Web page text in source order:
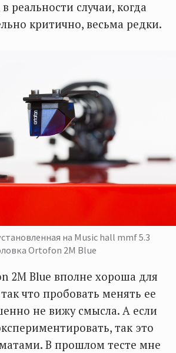
реальности случаи, когда
критично, весьма редки.
на Music hall mmf 5.3
Ortofon 2M Blue
2M Blue вполне хороша для
так что пробовать менять ее
не вижу смысла. А если
так это
В прошлом тесте мне